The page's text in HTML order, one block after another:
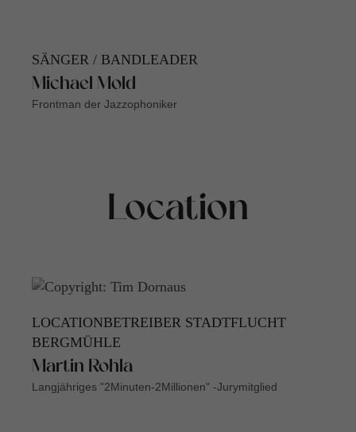
SÄNGER / BANDLEADER
Michael Mold
Frontman der Jazzophoniker
Location
LOCATIONBETREIBER STADTFLUCHT
BERGMÜHLE
Martin Rohla
Langjähriges "2Minuten-2Millionen" -Jurymitglied